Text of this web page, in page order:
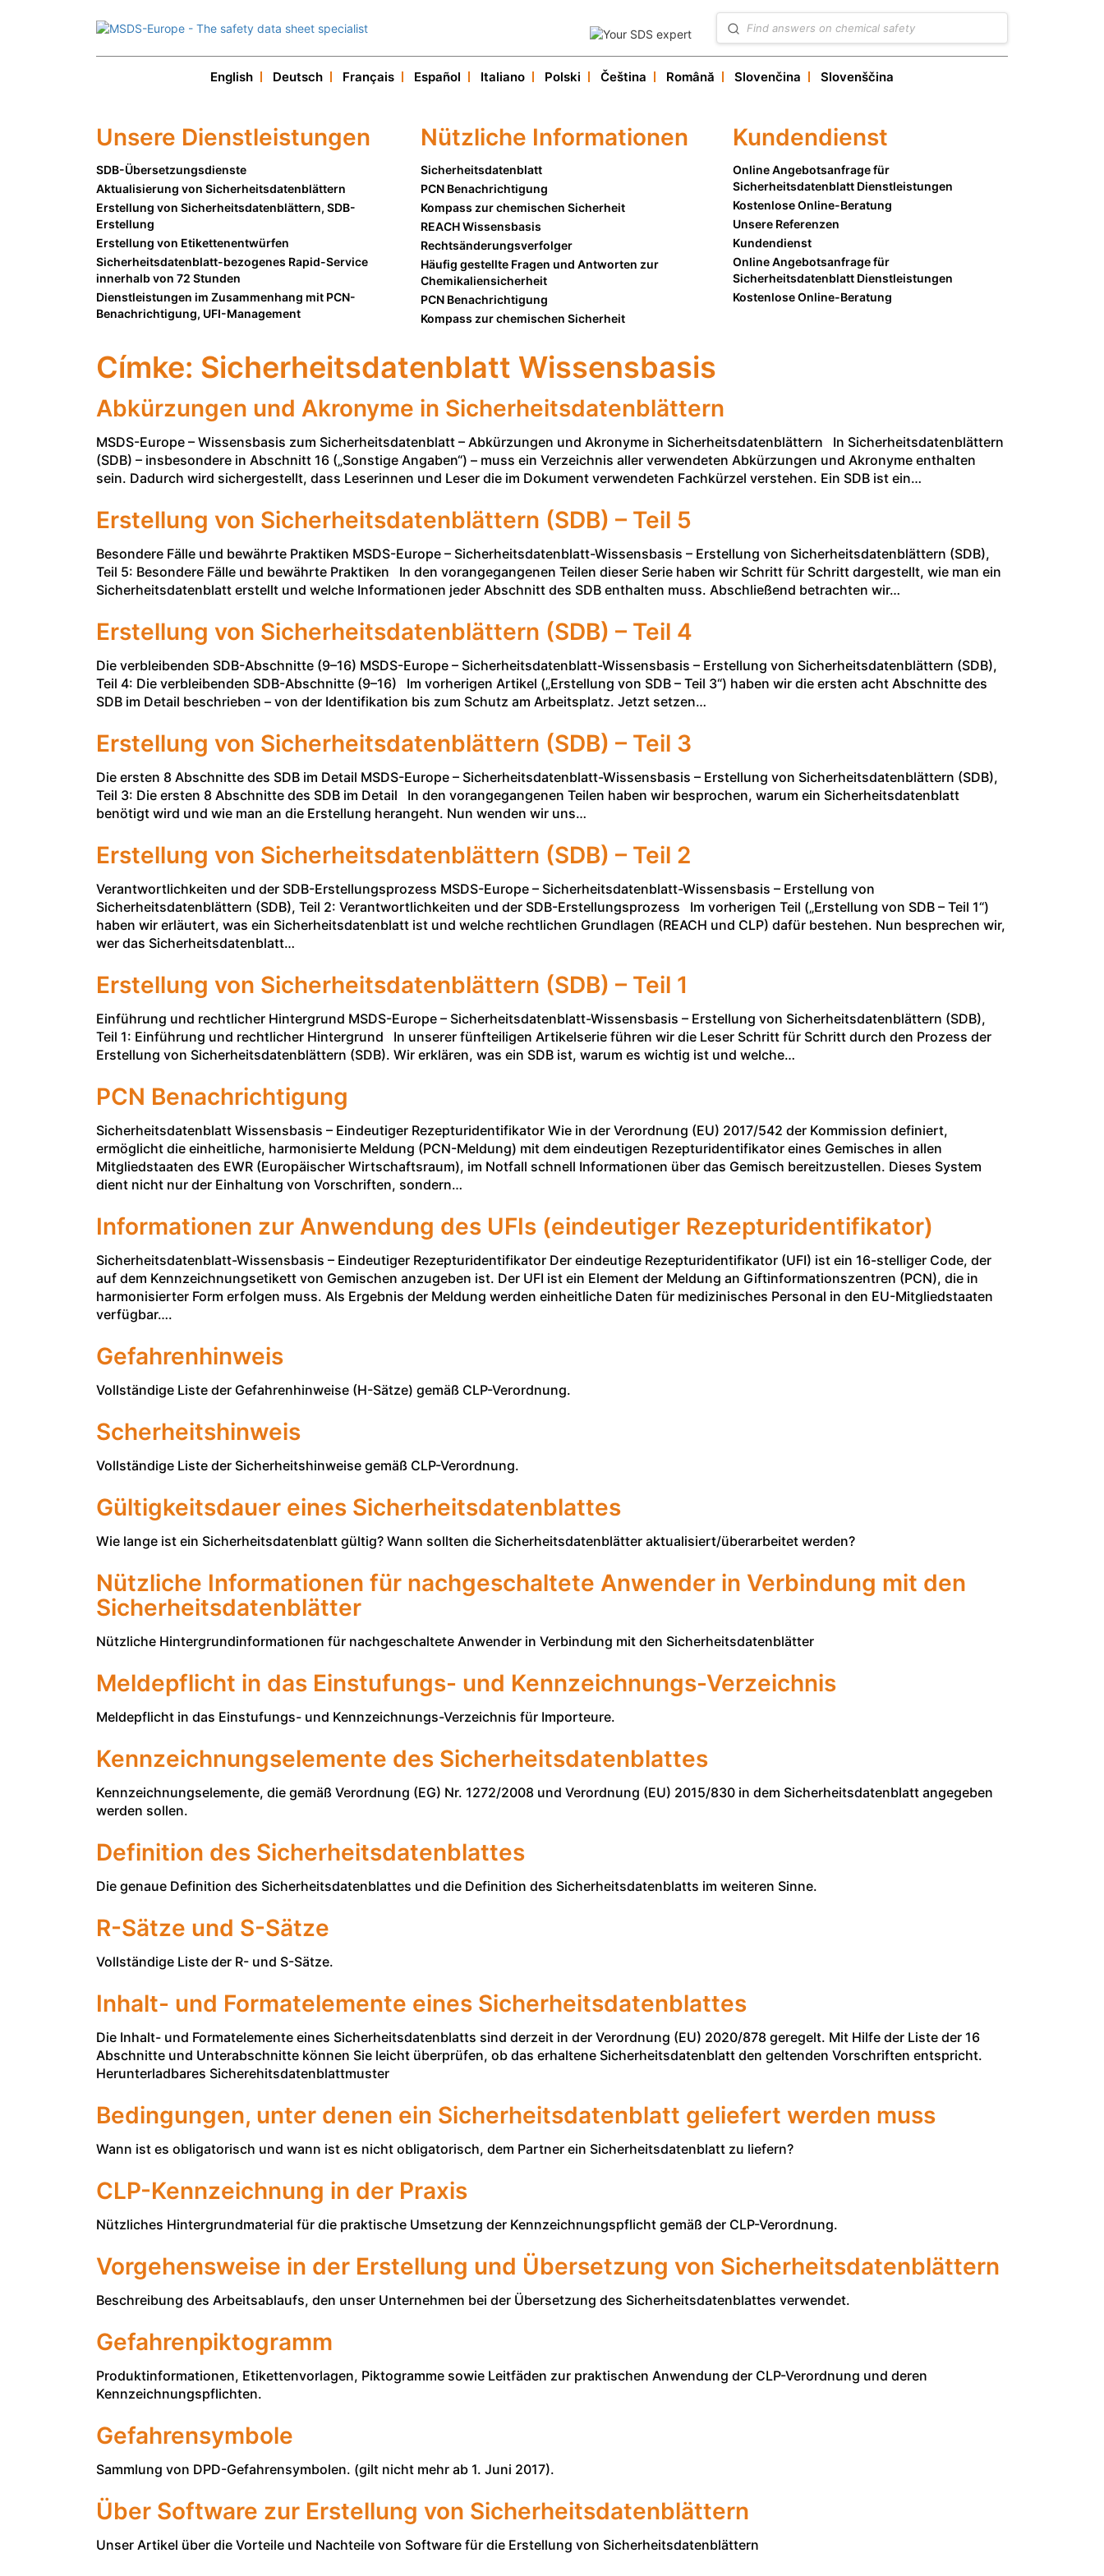
Unsere Dienstleistungen
Nützliche Informationen
Kundendienst
English Deutsch Français Español Italiano Polski Čeština Română Slovenčina Slovenščina
Unsere Dienstleistungen
SDB-Übersetzungsdienste
Aktualisierung von Sicherheitsdatenblättern
Erstellung von Sicherheitsdatenblättern, SDB-
Erstellung
Erstellung von Etikettenentwürfen
Sicherheitsdatenblatt-bezogenes Rapid-Service
innerhalb von 72 Stunden
Dienstleistungen im Zusammenhang mit PCN-
Benachrichtigung, UFI-Management
Nützliche Informationen
Sicherheitsdatenblatt
PCN Benachrichtigung
Kompass zur chemischen Sicherheit
REACH Wissensbasis
Rechtsänderungsverfolger
Häufig gestellte Fragen und Antworten zur
Chemikaliensicherheit
PCN Benachrichtigung
Kompass zur chemischen Sicherheit
Kundendienst
Online Angebotsanfrage für
Sicherheitsdatenblatt Dienstleistungen
Kostenlose Online-Beratung
Unsere Referenzen
Kundendienst
Online Angebotsanfrage für
Sicherheitsdatenblatt Dienstleistungen
Kostenlose Online-Beratung
Címke: Sicherheitsdatenblatt Wissensbasis
Abkürzungen und Akronyme in Sicherheitsdatenblättern
MSDS-Europe – Wissensbasis zum Sicherheitsdatenblatt – Abkürzungen und Akronyme in Sicherheitsdatenblättern In Sicherheitsdatenblättern
(SDB) – insbesondere in Abschnitt 16 („Sonstige Angaben“) – muss ein Verzeichnis aller verwendeten Abkürzungen und Akronyme enthalten
sein. Dadurch wird sichergestellt, dass Leserinnen und Leser die im Dokument verwendeten Fachkürzel verstehen. Ein SDB ist ein…
Erstellung von Sicherheitsdatenblättern (SDB) – Teil 5
Besondere Fälle und bewährte Praktiken MSDS-Europe – Sicherheitsdatenblatt-Wissensbasis – Erstellung von Sicherheitsdatenblättern (SDB),
Teil 5: Besondere Fälle und bewährte Praktiken In den vorangegangenen Teilen dieser Serie haben wir Schritt für Schritt dargestellt, wie man ein
Sicherheitsdatenblatt erstellt und welche Informationen jeder Abschnitt des SDB enthalten muss. Abschließend betrachten wir…
Erstellung von Sicherheitsdatenblättern (SDB) – Teil 4
Die verbleibenden SDB-Abschnitte (9–16) MSDS-Europe – Sicherheitsdatenblatt-Wissensbasis – Erstellung von Sicherheitsdatenblättern (SDB),
Teil 4: Die verbleibenden SDB-Abschnitte (9–16) Im vorherigen Artikel („Erstellung von SDB – Teil 3“) haben wir die ersten acht Abschnitte des
SDB im Detail beschrieben – von der Identifikation bis zum Schutz am Arbeitsplatz. Jetzt setzen…
Erstellung von Sicherheitsdatenblättern (SDB) – Teil 3
Die ersten 8 Abschnitte des SDB im Detail MSDS-Europe – Sicherheitsdatenblatt-Wissensbasis – Erstellung von Sicherheitsdatenblättern (SDB),
Teil 3: Die ersten 8 Abschnitte des SDB im Detail In den vorangegangenen Teilen haben wir besprochen, warum ein Sicherheitsdatenblatt
benötigt wird und wie man an die Erstellung herangeht. Nun wenden wir uns…
Erstellung von Sicherheitsdatenblättern (SDB) – Teil 2
Verantwortlichkeiten und der SDB-Erstellungsprozess MSDS-Europe – Sicherheitsdatenblatt-Wissensbasis – Erstellung von
Sicherheitsdatenblättern (SDB), Teil 2: Verantwortlichkeiten und der SDB-Erstellungsprozess Im vorherigen Teil („Erstellung von SDB – Teil 1“)
haben wir erläutert, was ein Sicherheitsdatenblatt ist und welche rechtlichen Grundlagen (REACH und CLP) dafür bestehen. Nun besprechen wir,
wer das Sicherheitsdatenblatt…
Erstellung von Sicherheitsdatenblättern (SDB) – Teil 1
Einführung und rechtlicher Hintergrund MSDS-Europe – Sicherheitsdatenblatt-Wissensbasis – Erstellung von Sicherheitsdatenblättern (SDB),
Teil 1: Einführung und rechtlicher Hintergrund In unserer fünfteiligen Artikelserie führen wir die Leser Schritt für Schritt durch den Prozess der
Erstellung von Sicherheitsdatenblättern (SDB). Wir erklären, was ein SDB ist, warum es wichtig ist und welche…
PCN Benachrichtigung
Sicherheitsdatenblatt Wissensbasis – Eindeutiger Rezepturidentifikator Wie in der Verordnung (EU) 2017/542​ der Kommission definiert,
ermöglicht die einheitliche, harmonisierte Meldung (PCN-Meldung) mit dem eindeutigen Rezepturidentifikator eines Gemisches in allen
Mitgliedstaaten des EWR (Europäischer Wirtschaftsraum), im Notfall schnell Informationen über das Gemisch bereitzustellen. Dieses System
dient nicht nur der Einhaltung von Vorschriften, sondern…
Informationen zur Anwendung des UFIs (eindeutiger Rezepturidentifikator)
Sicherheitsdatenblatt-Wissensbasis – Eindeutiger Rezepturidentifikator Der eindeutige Rezepturidentifikator (UFI) ist ein 16-stelliger Code, der
auf dem Kennzeichnungsetikett von Gemischen anzugeben ist. Der UFI ist ein Element der Meldung an Giftinformationszentren (PCN), die in
harmonisierter Form erfolgen muss. Als Ergebnis der Meldung werden einheitliche Daten für medizinisches Personal in den EU-Mitgliedstaaten
verfügbar….
Gefahrenhinweis
Vollständige Liste der Gefahrenhinweise (H-Sätze) gemäß CLP-Verordnung.
Scherheitshinweis
Vollständige Liste der Sicherheitshinweise gemäß CLP-Verordnung.
Gültigkeitsdauer eines Sicherheitsdatenblattes
Wie lange ist ein Sicherheitsdatenblatt gültig? Wann sollten die Sicherheitsdatenblätter aktualisiert/überarbeitet werden?
Nützliche Informationen für nachgeschaltete Anwender in Verbindung mit den
Sicherheitsdatenblätter
Nützliche Hintergrundinformationen für nachgeschaltete Anwender in Verbindung mit den Sicherheitsdatenblätter
Meldepflicht in das Einstufungs- und Kennzeichnungs-Verzeichnis
Meldepflicht in das Einstufungs- und Kennzeichnungs-Verzeichnis für Importeure.
Kennzeichnungselemente des Sicherheitsdatenblattes
Kennzeichnungselemente, die gemäß Verordnung (EG) Nr. 1272/2008 und Verordnung (EU) 2015/830 in dem Sicherheitsdatenblatt angegeben
werden sollen.
Definition des Sicherheitsdatenblattes
Die genaue Definition des Sicherheitsdatenblattes und die Definition des Sicherheitsdatenblatts im weiteren Sinne.
R-Sätze und S-Sätze
Vollständige Liste der R- und S-Sätze.
Inhalt- und Formatelemente eines Sicherheitsdatenblattes
Die Inhalt- und Formatelemente eines Sicherheitsdatenblatts sind derzeit in der Verordnung (EU) 2020/878 geregelt. Mit Hilfe der Liste der 16
Abschnitte und Unterabschnitte können Sie leicht überprüfen, ob das erhaltene Sicherheitsdatenblatt den geltenden Vorschriften entspricht.
Herunterladbares Sicherehitsdatenblattmuster
Bedingungen, unter denen ein Sicherheitsdatenblatt geliefert werden muss
Wann ist es obligatorisch und wann ist es nicht obligatorisch, dem Partner ein Sicherheitsdatenblatt zu liefern?
CLP-Kennzeichnung in der Praxis
Nützliches Hintergrundmaterial für die praktische Umsetzung der Kennzeichnungspflicht gemäß der CLP-Verordnung.
Vorgehensweise in der Erstellung und Übersetzung von Sicherheitsdatenblättern
Beschreibung des Arbeitsablaufs, den unser Unternehmen bei der Übersetzung des Sicherheitsdatenblattes verwendet.
Gefahrenpiktogramm
Produktinformationen, Etikettenvorlagen, Piktogramme sowie Leitfäden zur praktischen Anwendung der CLP-Verordnung und deren
Kennzeichnungspflichten.
Gefahrensymbole
Sammlung von DPD-Gefahrensymbolen. (gilt nicht mehr ab 1. Juni 2017).
Über Software zur Erstellung von Sicherheitsdatenblättern
Unser Artikel über die Vorteile und Nachteile von Software für die Erstellung von Sicherheitsdatenblättern